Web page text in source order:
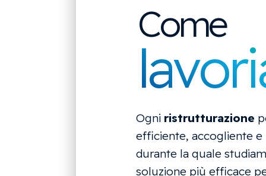
Come
Ogni ristrutturazione
efficiente, accogliente e
durante la quale
soluzione più efficace